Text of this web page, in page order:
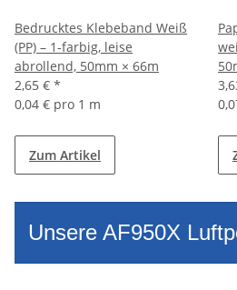
Bedrucktes Klebeband Weiß
(PP) – 1-farbig, leise
abrollend, 50mm × 66m
2,65 € *
0,04 € pro 1 m
Zum Artikel
Unsere AF950X